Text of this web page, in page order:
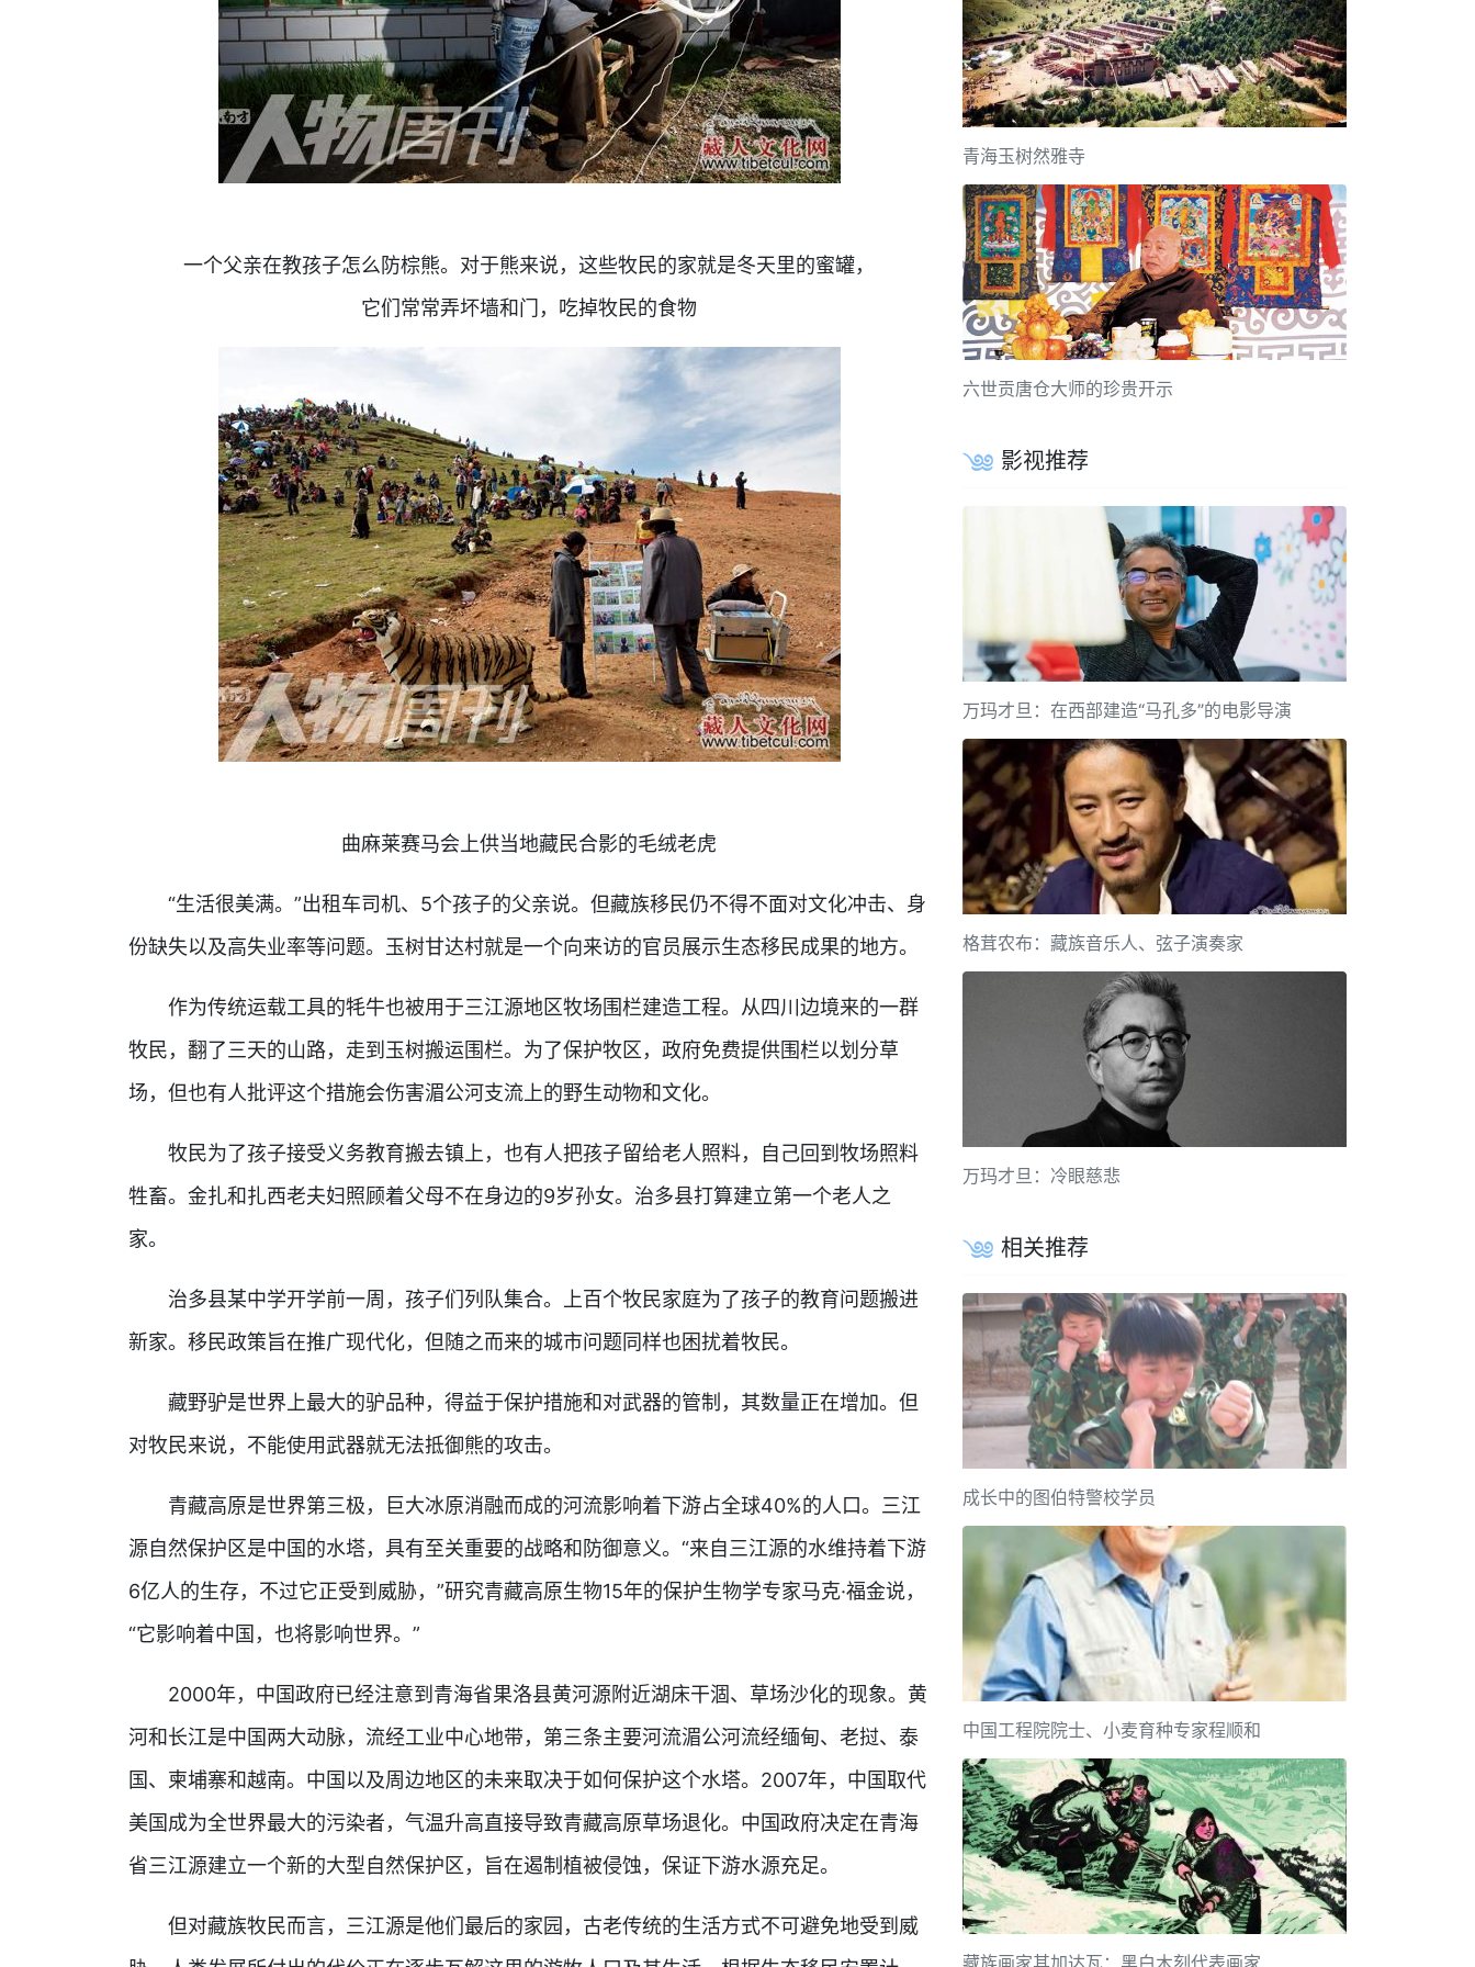
一个父亲在教孩子怎么防棕熊。对于熊来说，这些牧民的家就是冬天里的蜜罐，
它们常常弄坏墙和门，吃掉牧民的食物
曲麻莱赛马会上供当地藏民合影的毛绒老虎
“生活很美满。”出租车司机、5个孩子的父亲说。但藏族移民仍不得不面对文化冲击、身
份缺失以及高失业率等问题。玉树甘达村就是一个向来访的官员展示生态移民成果的地方。
作为传统运载工具的牦牛也被用于三江源地区牧场围栏建造工程。从四川边境来的一群
牧民，翻了三天的山路，走到玉树搬运围栏。为了保护牧区，政府免费提供围栏以划分草
场，但也有人批评这个措施会伤害湄公河支流上的野生动物和文化。
牧民为了孩子接受义务教育搬去镇上，也有人把孩子留给老人照料，自己回到牧场照料
牲畜。金扎和扎西老夫妇照顾着父母不在身边的9岁孙女。治多县打算建立第一个老人之
家。
治多县某中学开学前一周，孩子们列队集合。上百个牧民家庭为了孩子的教育问题搬进
新家。移民政策旨在推广现代化，但随之而来的城市问题同样也困扰着牧民。
藏野驴是世界上最大的驴品种，得益于保护措施和对武器的管制，其数量正在增加。但
对牧民来说，不能使用武器就无法抵御熊的攻击。
青藏高原是世界第三极，巨大冰原消融而成的河流影响着下游占全球40%的人口。三江
源自然保护区是中国的水塔，具有至关重要的战略和防御意义。“来自三江源的水维持着下游
6亿人的生存，不过它正受到威胁，”研究青藏高原生物15年的保护生物学专家马克·福金说，
“它影响着中国，也将影响世界。”
2000年，中国政府已经注意到青海省果洛县黄河源附近湖床干涸、草场沙化的现象。黄
河和长江是中国两大动脉，流经工业中心地带，第三条主要河流湄公河流经缅甸、老挝、泰
国、柬埔寨和越南。中国以及周边地区的未来取决于如何保护这个水塔。2007年，中国取代
美国成为全世界最大的污染者，气温升高直接导致青藏高原草场退化。中国政府决定在青海
省三江源建立一个新的大型自然保护区，旨在遏制植被侵蚀，保证下游水源充足。
但对藏族牧民而言，三江源是他们最后的家园，古老传统的生活方式不可避免地受到威
青海玉树然雅寺
六世贡唐仓大师的珍贵开示
影视推荐
万玛才旦：在西部建造“马孔多”的电影导演
格茸农布：藏族音乐人、弦子演奏家
万玛才旦：冷眼慈悲
相关推荐
成长中的图伯特警校学员
中国工程院院士、小麦育种专家程顺和
藏族画家其加达瓦：黑白木刻代表画家